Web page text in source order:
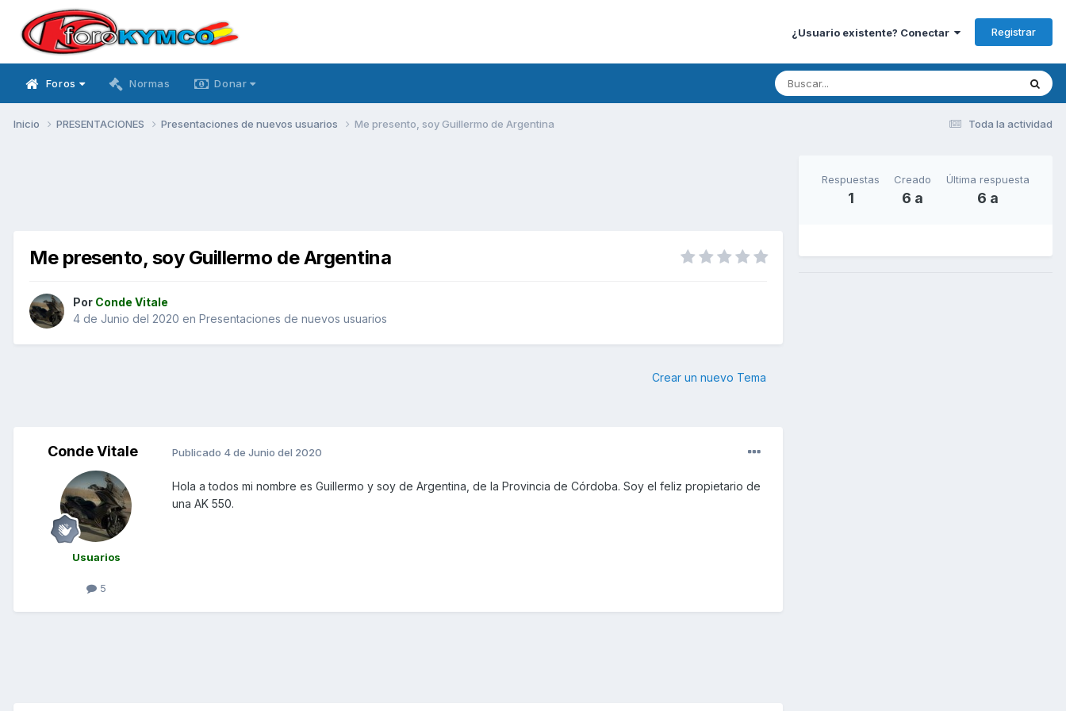
¿Usuario existente? Conectar Registrar
Foros Normas Donar
Toda la actividad
Inicio PRESENTACIONES Presentaciones de nuevos usuarios Me presento, soy Guillermo de Argentina
Me presento, soy Guillermo de Argentina
Por Conde Vitale
4 de Junio del 2020 en Presentaciones de nuevos usuarios
Crear un nuevo Tema
Conde Vitale
Usuarios
5
Publicado 4 de Junio del 2020
Hola a todos mi nombre es Guillermo y soy de Argentina, de la Provincia de Córdoba. Soy el feliz propietario de
una AK 550.
Respuestas
1
Creado
6 a
Última respuesta
6 a